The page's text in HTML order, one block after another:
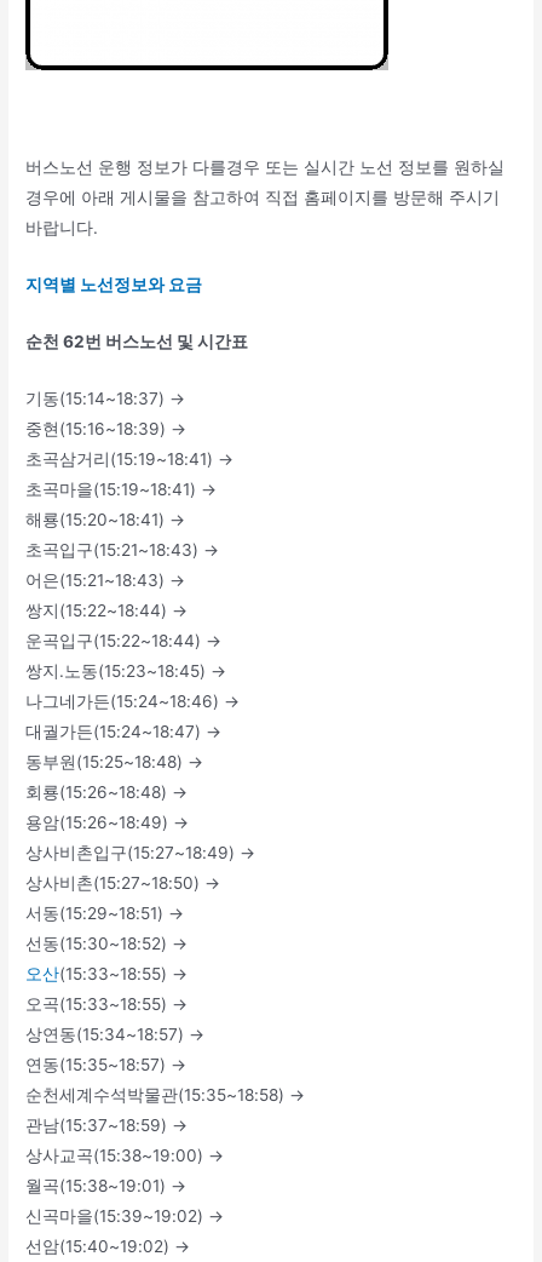
버스노선 운행 정보가 다를경우 또는 실시간 노선 정보를 원하실
경우에 아래 게시물을 참고하여 직접 홈페이지를 방문해 주시기
바랍니다.
지역별 노선정보와 요금
순천 62번 버스노선 및 시간표
기동(15:14~18:37) →
중현(15:16~18:39) →
초곡삼거리(15:19~18:41) →
초곡마을(15:19~18:41) →
해룡(15:20~18:41) →
초곡입구(15:21~18:43) →
어은(15:21~18:43) →
쌍지(15:22~18:44) →
운곡입구(15:22~18:44) →
쌍지.노동(15:23~18:45) →
나그네가든(15:24~18:46) →
대궐가든(15:24~18:47) →
동부원(15:25~18:48) →
회룡(15:26~18:48) →
용암(15:26~18:49) →
상사비촌입구(15:27~18:49) →
상사비촌(15:27~18:50) →
서동(15:29~18:51) →
선동(15:30~18:52) →
오산(15:33~18:55) →
오곡(15:33~18:55) →
상연동(15:34~18:57) →
연동(15:35~18:57) →
순천세계수석박물관(15:35~18:58) →
관남(15:37~18:59) →
상사교곡(15:38~19:00) →
월곡(15:38~19:01) →
신곡마을(15:39~19:02) →
선암(15:40~19:02) →